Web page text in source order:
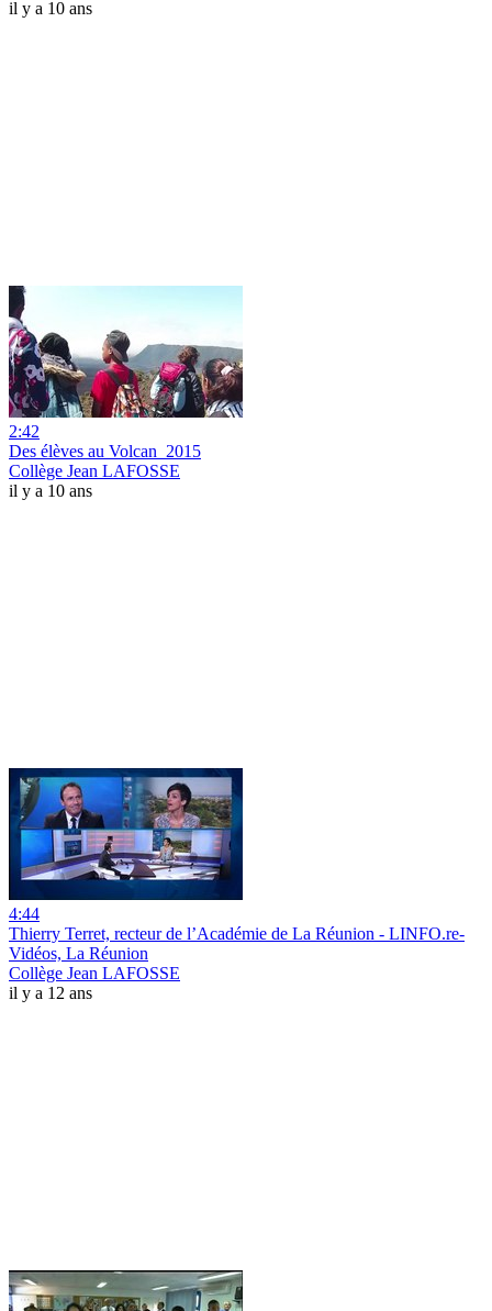
il y a 10 ans
2:42
Des élèves au Volcan_2015
Collège Jean LAFOSSE
il y a 10 ans
4:44
Thierry Terret, recteur de l’Académie de La Réunion - LINFO.re-
Vidéos, La Réunion
Collège Jean LAFOSSE
il y a 12 ans